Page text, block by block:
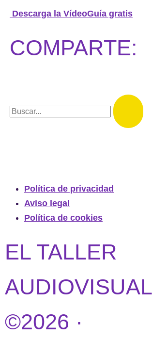
Descarga la VídeoGuía gratis
COMPARTE:
Política de privacidad
Aviso legal
Política de cookies
EL TALLER
AUDIOVISUAL
©2026 ·